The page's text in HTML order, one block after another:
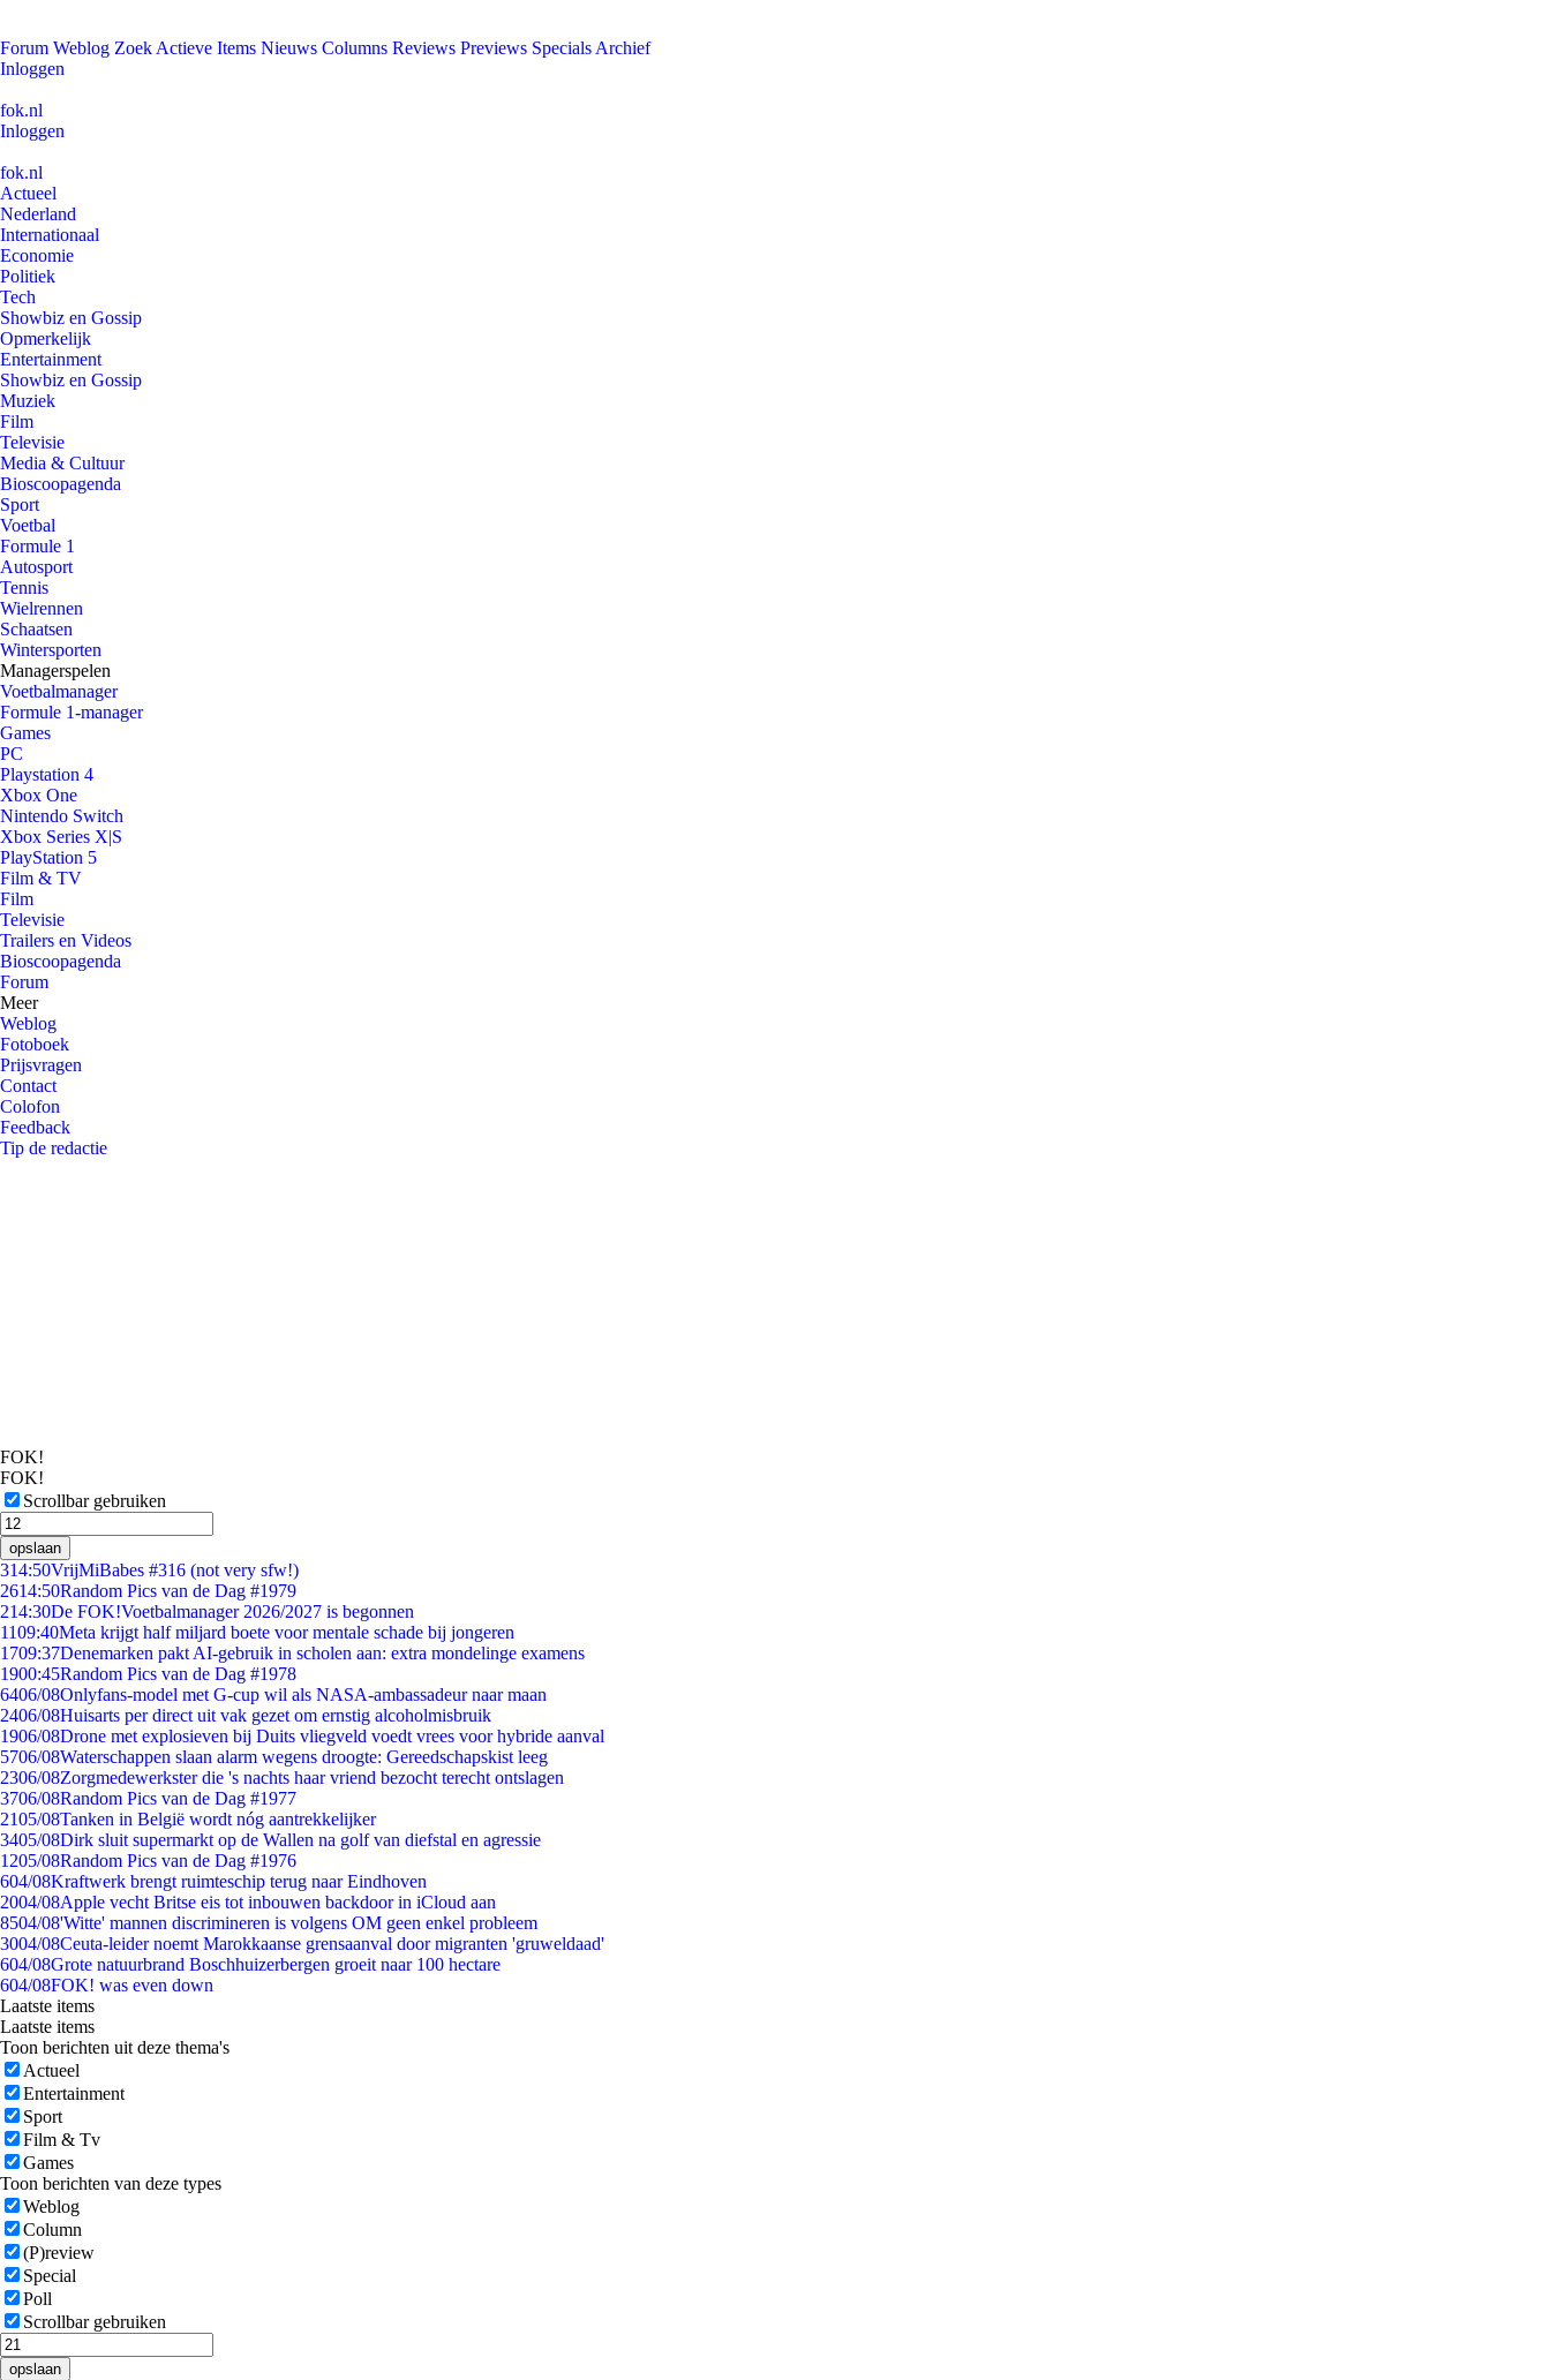
Forum Weblog Zoek Actieve Items Nieuws Columns Reviews Previews Specials Archief
Inloggen
fok.nl
Inloggen
fok.nl
Actueel
Nederland
Internationaal
Economie
Politiek
Tech
Showbiz en Gossip
Opmerkelijk
Entertainment
Showbiz en Gossip
Muziek
Film
Televisie
Media & Cultuur
Bioscoopagenda
Sport
Voetbal
Formule 1
Autosport
Tennis
Wielrennen
Schaatsen
Wintersporten
Managerspelen
Voetbalmanager
Formule 1-manager
Games
PC
Playstation 4
Xbox One
Nintendo Switch
Xbox Series X|S
PlayStation 5
Film & TV
Film
Televisie
Trailers en Videos
Bioscoopagenda
Forum
Meer
Weblog
Fotoboek
Prijsvragen
Contact
Colofon
Feedback
Tip de redactie
FOK!
FOK!
Scrollbar gebruiken
opslaan
314:50VrijMiBabes #316 (not very sfw!)
2614:50Random Pics van de Dag #1979
214:30De FOK!Voetbalmanager 2026/2027 is begonnen
1109:40Meta krijgt half miljard boete voor mentale schade bij jongeren
1709:37Denemarken pakt AI-gebruik in scholen aan: extra mondelinge examens
1900:45Random Pics van de Dag #1978
6406/08Onlyfans-model met G-cup wil als NASA-ambassadeur naar maan
2406/08Huisarts per direct uit vak gezet om ernstig alcoholmisbruik
1906/08Drone met explosieven bij Duits vliegveld voedt vrees voor hybride aanval
5706/08Waterschappen slaan alarm wegens droogte: Gereedschapskist leeg
2306/08Zorgmedewerkster die 's nachts haar vriend bezocht terecht ontslagen
3706/08Random Pics van de Dag #1977
2105/08Tanken in België wordt nóg aantrekkelijker
3405/08Dirk sluit supermarkt op de Wallen na golf van diefstal en agressie
1205/08Random Pics van de Dag #1976
604/08Kraftwerk brengt ruimteschip terug naar Eindhoven
2004/08Apple vecht Britse eis tot inbouwen backdoor in iCloud aan
8504/08'Witte' mannen discrimineren is volgens OM geen enkel probleem
3004/08Ceuta-leider noemt Marokkaanse grensaanval door migranten 'gruweldaad'
604/08Grote natuurbrand Boschhuizerbergen groeit naar 100 hectare
604/08FOK! was even down
Laatste items
Laatste items
Toon berichten uit deze thema's
Actueel
Entertainment
Sport
Film & Tv
Games
Toon berichten van deze types
Weblog
Column
(P)review
Special
Poll
Scrollbar gebruiken
opslaan